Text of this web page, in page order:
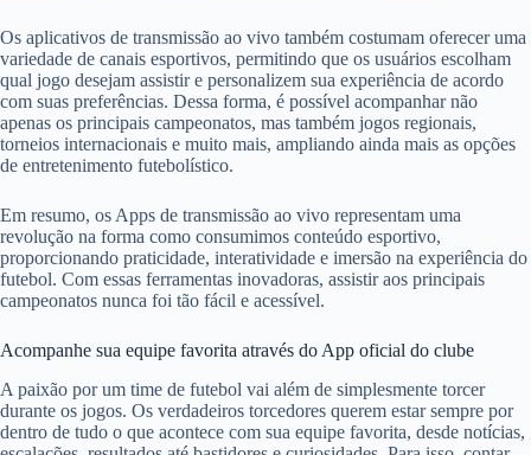
Os aplicativos de transmissão ao vivo também costumam oferecer uma
variedade de canais esportivos, permitindo que os usuários escolham
qual jogo desejam assistir e personalizem sua experiência de acordo
com suas preferências. Dessa forma, é possível acompanhar não
apenas os principais campeonatos, mas também jogos regionais,
torneios internacionais e muito mais, ampliando ainda mais as opções
de entretenimento futebolístico.
Em resumo, os Apps de transmissão ao vivo representam uma
revolução na forma como consumimos conteúdo esportivo,
proporcionando praticidade, interatividade e imersão na experiência do
futebol. Com essas ferramentas inovadoras, assistir aos principais
campeonatos nunca foi tão fácil e acessível.
Acompanhe sua equipe favorita através do App oficial do clube
A paixão por um time de futebol vai além de simplesmente torcer
durante os jogos. Os verdadeiros torcedores querem estar sempre por
dentro de tudo o que acontece com sua equipe favorita, desde notícias,